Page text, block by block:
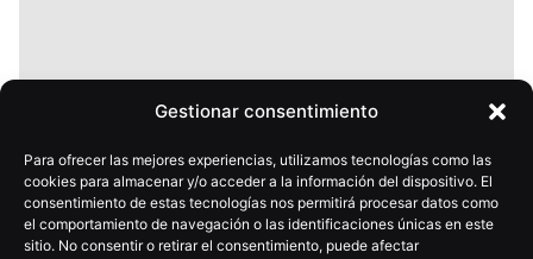
Gestionar consentimiento
Para ofrecer las mejores experiencias, utilizamos tecnologías como las
cookies para almacenar y/o acceder a la información del dispositivo. El
consentimiento de estas tecnologías nos permitirá procesar datos como
el comportamiento de navegación o las identificaciones únicas en este
sitio. No consentir o retirar el consentimiento, puede afectar
28 mayo, 2026 6 min
diferencia que decide los resultados